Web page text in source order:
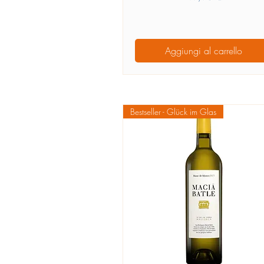
Aggiungi al carrello
Bestseller - Glück im Glas